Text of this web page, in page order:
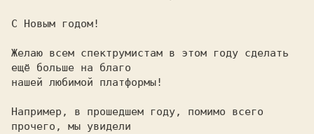
С Новым годом!
Желаю всем спектрумистам в этом году сделать
ещё больше на благо
нашей любимой платформы!
Например, в прошедшем году, помимо всего
прочего, мы увидели